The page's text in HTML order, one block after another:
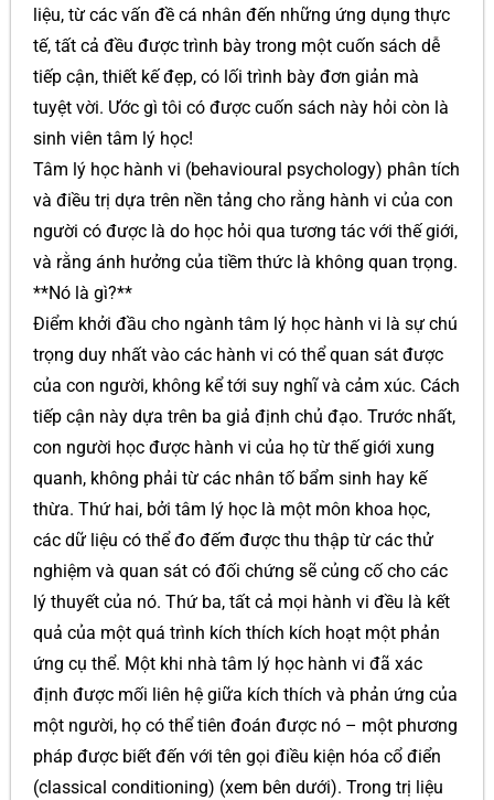
liệu, từ các vấn đề cá nhân đến những ứng dụng thực
tế, tất cả đều được trình bày trong một cuốn sách dễ
tiếp cận, thiết kế đẹp, có lối trình bày đơn giản mà
tuyệt vời. Ước gì tôi có được cuốn sách này hỏi còn là
sinh viên tâm lý học!
Tâm lý học hành vi (behavioural psychology) phân tích
và điều trị dựa trên nền tảng cho rằng hành vi của con
người có được là do học hỏi qua tương tác với thế giới,
và rằng ánh hưởng của tiềm thức là không quan trọng.
**Nó là gì?**
Điểm khởi đầu cho ngành tâm lý học hành vi là sự chú
trọng duy nhất vào các hành vi có thể quan sát được
của con người, không kể tới suy nghĩ và cảm xúc. Cách
tiếp cận này dựa trên ba giả định chủ đạo. Trước nhất,
con người học được hành vi của họ từ thế giới xung
quanh, không phải từ các nhân tố bẩm sinh hay kế
thừa. Thứ hai, bởi tâm lý học là một môn khoa học,
các dữ liệu có thể đo đếm được thu thập từ các thử
nghiệm và quan sát có đối chứng sẽ củng cố cho các
lý thuyết của nó. Thứ ba, tất cả mọi hành vi đều là kết
quả của một quá trình kích thích kích hoạt một phản
ứng cụ thể. Một khi nhà tâm lý học hành vi đã xác
định được mối liên hệ giữa kích thích và phản ứng của
một người, họ có thể tiên đoán được nó – một phương
pháp được biết đến với tên gọi điều kiện hóa cổ điển
(classical conditioning) (xem bên dưới). Trong trị liệu